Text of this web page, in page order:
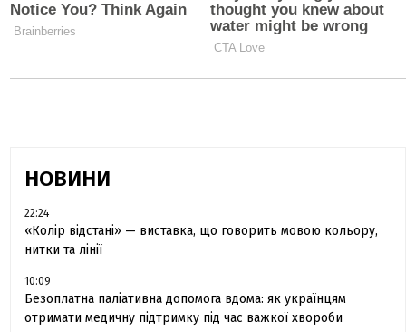
НОВИНИ
22:24
«Колір відстані» — виставка, що говорить мовою кольору,
нитки та лінії
10:09
Безоплатна паліативна допомога вдома: як українцям
отримати медичну підтримку під час важкої хвороби